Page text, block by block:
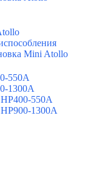
Mini Atollo
550A
1300A
550A
1300A